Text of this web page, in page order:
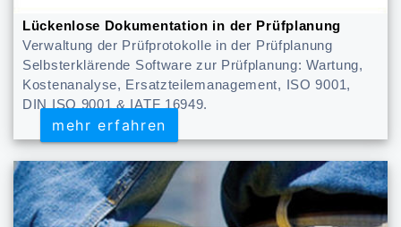
Lückenlose Dokumentation in der Prüfplanung
Verwaltung der Prüfprotokolle in der Prüfplanung
Selbsterklärende Software zur Prüfplanung: Wartung,
Kostenanalyse, Ersatzteilemanagement, ISO 9001,
DIN ISO 9001 & IATF 16949.
mehr erfahren
mehr erfahren